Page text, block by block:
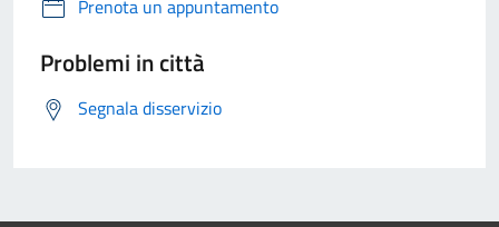
Prenota un appuntamento
Problemi in città
Segnala disservizio